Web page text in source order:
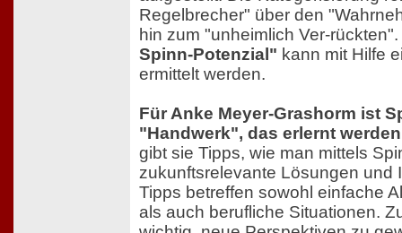
Regelbrecher" über den
hin zum "unheimlich Ver-
Spinn-Potenzial" kann mit Hilfe
ermittelt werden.
Für Anke Meyer-Grashorm ist
"Handwerk", das erlernt
gibt sie Tipps, wie man mittels
zukunftsrelevante Lösungen und
Tipps betreffen sowohl einfache
als auch berufliche Situationen.